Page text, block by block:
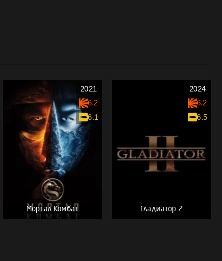
Мортал Комбат
2021
6.2
6.1
Гладиатор 2
2024
6.2
6.5